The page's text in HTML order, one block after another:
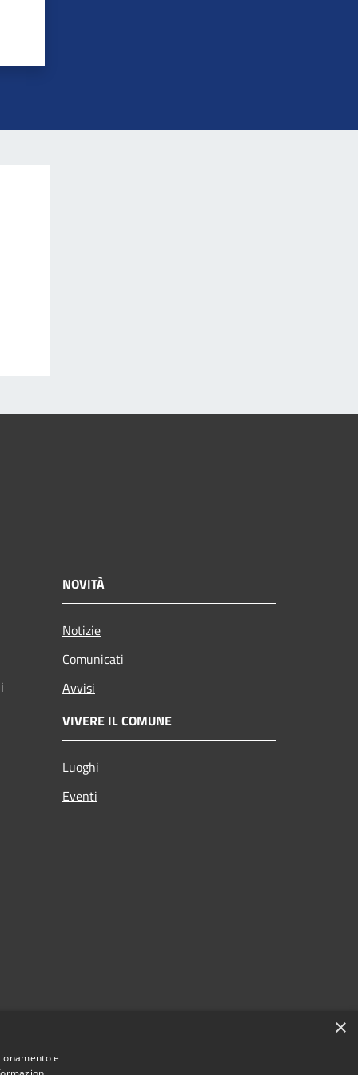
NOVITÀ
Notizie
Comunicati
Avvisi
VIVERE IL COMUNE
Luoghi
Eventi
×
e